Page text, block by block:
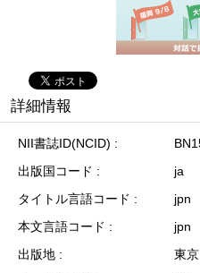
詳細情報
NII書誌ID(NCID)
出版国コード
ja
タイトル言語コード
jpn
本文言語コード
jpn
出版地
東京